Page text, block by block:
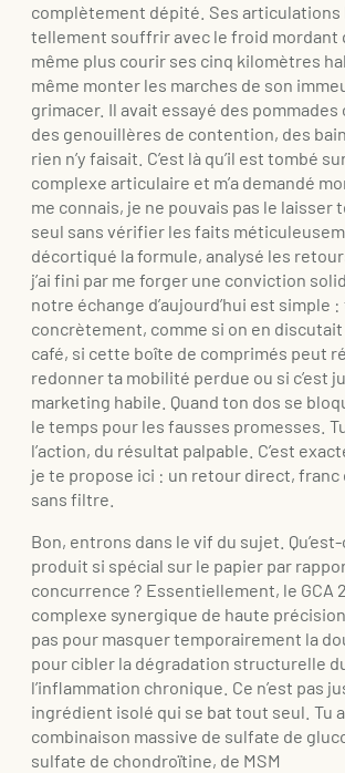
complètement dépité. Ses articulations
tellement souffrir avec le froid mordant
même plus courir ses cinq kilomètres
même monter les marches de son
grimacer. Il avait essayé des
des genouillères de contention, des
rien n’y faisait. C’est là qu’il est tombé
complexe articulaire et m’a demandé
me connais, je ne pouvais pas le laisser
seul sans vérifier les faits
décortiqué la formule, analysé les
j’ai fini par me forger une conviction
notre échange d’aujourd’hui est simple
concrètement, comme si on en discutait
café, si cette boîte de comprimés peut
redonner ta mobilité perdue ou si c’est
marketing habile. Quand ton dos se
le temps pour les fausses promesses.
l’action, du résultat palpable. C’est
je te propose ici : un retour direct,
sans filtre.
Bon, entrons dans le vif du sujet.
produit si spécial sur le papier par
concurrence ? Essentiellement, le GCA
complexe synergique de haute
pas pour masquer temporairement la
pour cibler la dégradation structurelle
l’inflammation chronique. Ce n’est pas
ingrédient isolé qui se bat tout seul. Tu
combinaison massive de sulfate de
sulfate de chondroïtine, de MSM